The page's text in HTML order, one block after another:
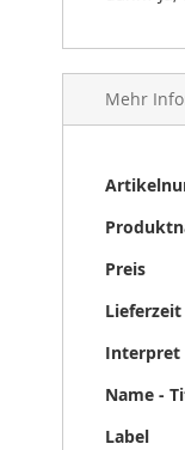
Mehr
Mehr
Preis
Lieferzeit
Interpret
Name -
Label